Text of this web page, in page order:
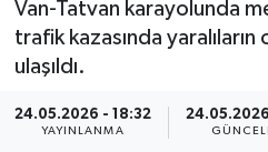
Van-Tatvan karayolunda
trafik kazasında
ulaşıldı.
24.05.2026 - 18:32
YAYINLANMA
Etkinlikler
Köşe Yazıları
Hakkımda
Tüm Manşetler
Son Dakika Haberleri
Haber Arşivi